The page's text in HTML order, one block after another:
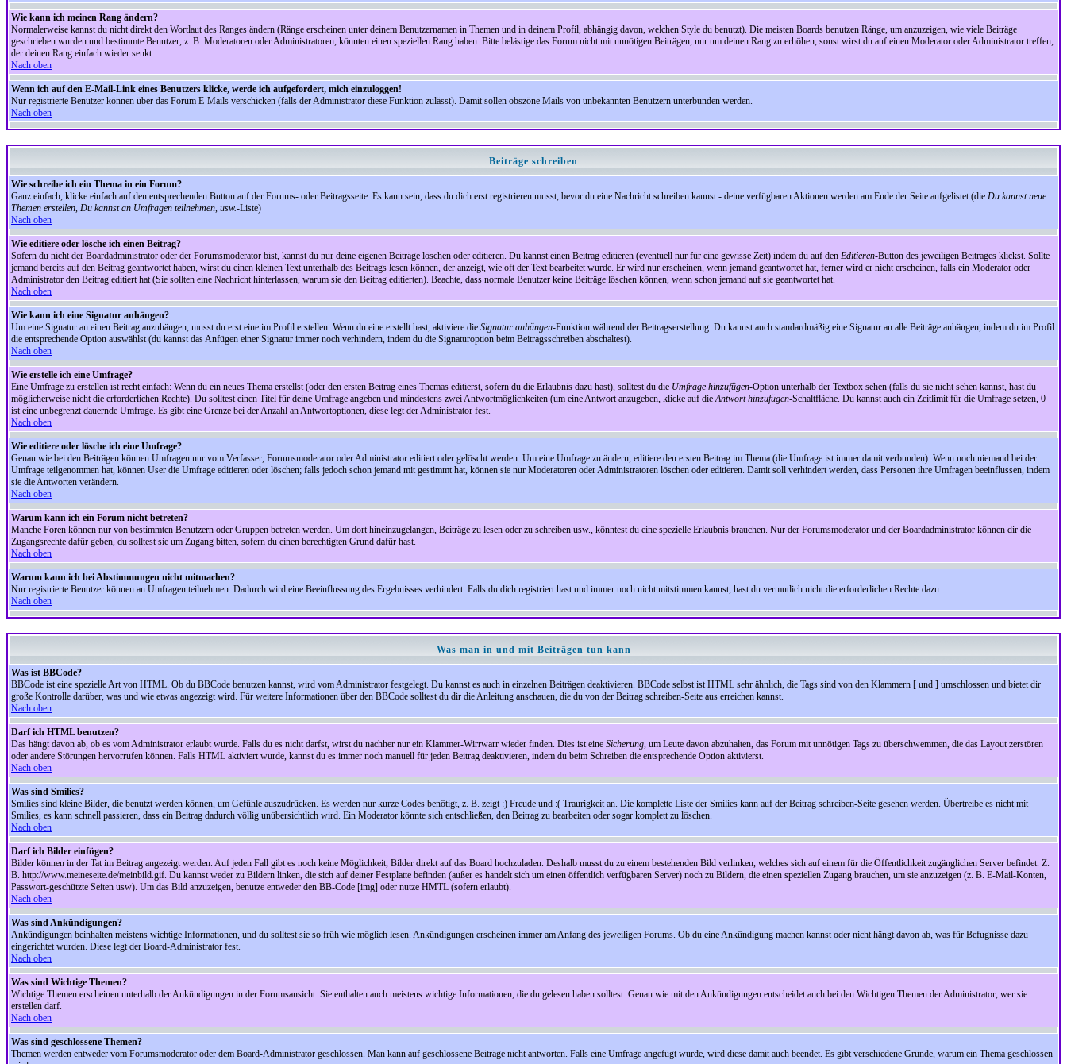
Wie kann ich meinen Rang ändern?
Normalerweise kannst du nicht direkt den Wortlaut des Ranges ändern (Ränge erscheinen unter deinem Benutzernamen in Themen und in deinem Profil, abhängig davon, welchen Style du benutzt). Die meisten Boards benutzen Ränge, um anzuzeigen, wie viele Beiträge
geschrieben wurden und bestimmte Benutzer, z. B. Moderatoren oder Administratoren, könnten einen speziellen Rang haben. Bitte belästige das Forum nicht mit unnötigen Beiträgen, nur um deinen Rang zu erhöhen, sonst wirst du auf einen Moderator oder Administrator treffen,
der deinen Rang einfach wieder senkt.
Nach oben
Wenn ich auf den E-Mail-Link eines Benutzers klicke, werde ich aufgefordert, mich einzuloggen!
Nur registrierte Benutzer können über das Forum E-Mails verschicken (falls der Administrator diese Funktion zulässt). Damit sollen obszöne Mails von unbekannten Benutzern unterbunden werden.
Nach oben
Beiträge schreiben
Wie schreibe ich ein Thema in ein Forum?
Ganz einfach, klicke einfach auf den entsprechenden Button auf der Forums- oder Beitragsseite. Es kann sein, dass du dich erst registrieren musst, bevor du eine Nachricht schreiben kannst - deine verfügbaren Aktionen werden am Ende der Seite aufgelistet (die Du kannst neue
Themen erstellen, Du kannst an Umfragen teilnehmen, usw.-Liste)
Nach oben
Wie editiere oder lösche ich einen Beitrag?
Sofern du nicht der Boardadministrator oder der Forumsmoderator bist, kannst du nur deine eigenen Beiträge löschen oder editieren. Du kannst einen Beitrag editieren (eventuell nur für eine gewisse Zeit) indem du auf den Editieren-Button des jeweiligen Beitrages klickst. Sollte
jemand bereits auf den Beitrag geantwortet haben, wirst du einen kleinen Text unterhalb des Beitrags lesen können, der anzeigt, wie oft der Text bearbeitet wurde. Er wird nur erscheinen, wenn jemand geantwortet hat, ferner wird er nicht erscheinen, falls ein Moderator oder
Administrator den Beitrag editiert hat (Sie sollten eine Nachricht hinterlassen, warum sie den Beitrag editierten). Beachte, dass normale Benutzer keine Beiträge löschen können, wenn schon jemand auf sie geantwortet hat.
Nach oben
Wie kann ich eine Signatur anhängen?
Um eine Signatur an einen Beitrag anzuhängen, musst du erst eine im Profil erstellen. Wenn du eine erstellt hast, aktiviere die Signatur anhängen-Funktion während der Beitragserstellung. Du kannst auch standardmäßig eine Signatur an alle Beiträge anhängen, indem du im Profil
die entsprechende Option auswählst (du kannst das Anfügen einer Signatur immer noch verhindern, indem du die Signaturoption beim Beitragsschreiben abschaltest).
Nach oben
Wie erstelle ich eine Umfrage?
Eine Umfrage zu erstellen ist recht einfach: Wenn du ein neues Thema erstellst (oder den ersten Beitrag eines Themas editierst, sofern du die Erlaubnis dazu hast), solltest du die Umfrage hinzufügen-Option unterhalb der Textbox sehen (falls du sie nicht sehen kannst, hast du
möglicherweise nicht die erforderlichen Rechte). Du solltest einen Titel für deine Umfrage angeben und mindestens zwei Antwortmöglichkeiten (um eine Antwort anzugeben, klicke auf dieAntwort hinzufügen-Schaltfläche. Du kannst auch ein Zeitlimit für die Umfrage setzen, 0
ist eine unbegrenzt dauernde Umfrage. Es gibt eine Grenze bei der Anzahl an Antwortoptionen, diese legt der Administrator fest.
Nach oben
Wie editiere oder lösche ich eine Umfrage?
Genau wie bei den Beiträgen können Umfragen nur vom Verfasser, Forumsmoderator oder Administrator editiert oder gelöscht werden. Um eine Umfrage zu ändern, editiere den ersten Beitrag im Thema (die Umfrage ist immer damit verbunden). Wenn noch niemand bei der
Umfrage teilgenommen hat, können User die Umfrage editieren oder löschen; falls jedoch schon jemand mit gestimmt hat, können sie nur Moderatoren oder Administratoren löschen oder editieren. Damit soll verhindert werden, dass Personen ihre Umfragen beeinflussen, indem
sie die Antworten verändern.
Nach oben
Warum kann ich ein Forum nicht betreten?
Manche Foren können nur von bestimmten Benutzern oder Gruppen betreten werden. Um dort hineinzugelangen, Beiträge zu lesen oder zu schreiben usw., könntest du eine spezielle Erlaubnis brauchen. Nur der Forumsmoderator und der Boardadministrator können dir die
Zugangsrechte dafür geben, du solltest sie um Zugang bitten, sofern du einen berechtigten Grund dafür hast.
Nach oben
Warum kann ich bei Abstimmungen nicht mitmachen?
Nur registrierte Benutzer können an Umfragen teilnehmen. Dadurch wird eine Beeinflussung des Ergebnisses verhindert. Falls du dich registriert hast und immer noch nicht mitstimmen kannst, hast du vermutlich nicht die erforderlichen Rechte dazu.
Nach oben
Was man in und mit Beiträgen tun kann
Was ist BBCode?
BBCode ist eine spezielle Art von HTML. Ob du BBCode benutzen kannst, wird vom Administrator festgelegt. Du kannst es auch in einzelnen Beiträgen deaktivieren. BBCode selbst ist HTML sehr ähnlich, die Tags sind von den Klammern [ und ] umschlossen und bietet dir
große Kontrolle darüber, was und wie etwas angezeigt wird. Für weitere Informationen über den BBCode solltest du dir die Anleitung anschauen, die du von der Beitrag schreiben-Seite aus erreichen kannst.
Nach oben
Darf ich HTML benutzen?
Das hängt davon ab, ob es vom Administrator erlaubt wurde. Falls du es nicht darfst, wirst du nachher nur ein Klammer-Wirrwarr wieder finden. Dies ist eine Sicherung, um Leute davon abzuhalten, das Forum mit unnötigen Tags zu überschwemmen, die das Layout zerstören
oder andere Störungen hervorrufen können. Falls HTML aktiviert wurde, kannst du es immer noch manuell für jeden Beitrag deaktivieren, indem du beim Schreiben die entsprechende Option aktivierst.
Nach oben
Was sind Smilies?
Smilies sind kleine Bilder, die benutzt werden können, um Gefühle auszudrücken. Es werden nur kurze Codes benötigt, z. B. zeigt :) Freude und :( Traurigkeit an. Die komplette Liste der Smilies kann auf der Beitrag schreiben-Seite gesehen werden. Übertreibe es nicht mit
Smilies, es kann schnell passieren, dass ein Beitrag dadurch völlig unübersichtlich wird. Ein Moderator könnte sich entschließen, den Beitrag zu bearbeiten oder sogar komplett zu löschen.
Nach oben
Darf ich Bilder einfügen?
Bilder können in der Tat im Beitrag angezeigt werden. Auf jeden Fall gibt es noch keine Möglichkeit, Bilder direkt auf das Board hochzuladen. Deshalb musst du zu einem bestehenden Bild verlinken, welches sich auf einem für die Öffentlichkeit zugänglichen Server befindet. Z.
B. http://www.meineseite.de/meinbild.gif. Du kannst weder zu Bildern linken, die sich auf deiner Festplatte befinden (außer es handelt sich um einen öffentlich verfügbaren Server) noch zu Bildern, die einen speziellen Zugang brauchen, um sie anzuzeigen (z. B. E-Mail-Konten,
Passwort-geschützte Seiten usw). Um das Bild anzuzeigen, benutze entweder den BB-Code [img] oder nutze HMTL (sofern erlaubt).
Nach oben
Was sind Ankündigungen?
Ankündigungen beinhalten meistens wichtige Informationen, und du solltest sie so früh wie möglich lesen. Ankündigungen erscheinen immer am Anfang des jeweiligen Forums. Ob du eine Ankündigung machen kannst oder nicht hängt davon ab, was für Befugnisse dazu
eingerichtet wurden. Diese legt der Board-Administrator fest.
Nach oben
Was sind Wichtige Themen?
Wichtige Themen erscheinen unterhalb der Ankündigungen in der Forumsansicht. Sie enthalten auch meistens wichtige Informationen, die du gelesen haben solltest. Genau wie mit den Ankündigungen entscheidet auch bei den Wichtigen Themen der Administrator, wer sie
erstellen darf.
Nach oben
Was sind geschlossene Themen?
Themen werden entweder vom Forumsmoderator oder dem Board-Administrator geschlossen. Man kann auf geschlossene Beiträge nicht antworten. Falls eine Umfrage angefügt wurde, wird diese damit auch beendet. Es gibt verschiedene Gründe, warum ein Thema geschlossen